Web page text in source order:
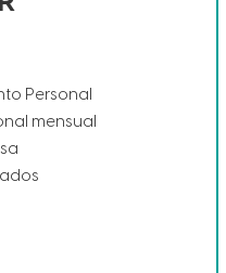
Personal
mensual